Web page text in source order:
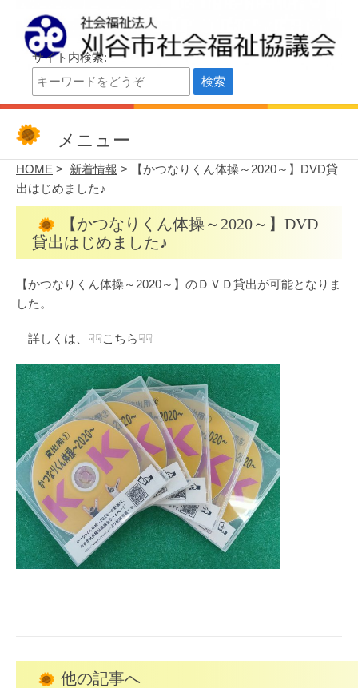
サイト内検索:
刈谷市社会福祉協議会
刈谷市社会福祉協議会公式サイト
メニュー
HOME > 新着情報 > 【かつなりくん体操～2020～】DVD貸
出はじめました♪
【かつなりくん体操～2020～】DVD
貸出はじめました♪
【かつなりくん体操～2020～】のＤＶＤ貸出が可能となりま
した。
詳しくは、 ☟☟こちら☟☟
他の記事へ